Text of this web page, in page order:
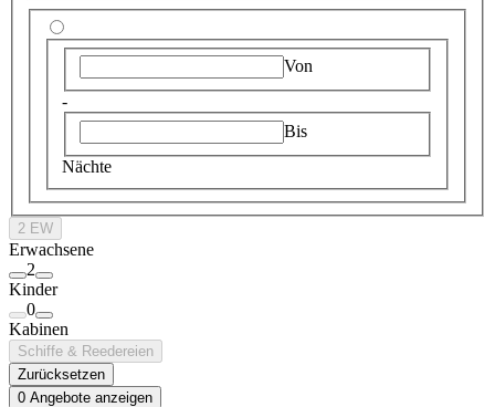
Von
-
Bis
Nächte
2 EW
Erwachsene
2
Kinder
0
Kabinen
Schiffe & Reedereien
Zurücksetzen
0 Angebote anzeigen